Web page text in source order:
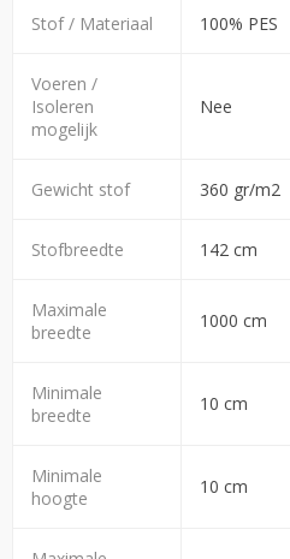
Stof / Materiaal 100% PES
Voeren /
Isoleren
mogelijk
Nee
Gewicht stof 360 gr/m2
Stofbreedte 142 cm
Maximale
breedte
1000 cm
Minimale
breedte
10 cm
Minimale
hoogte
10 cm